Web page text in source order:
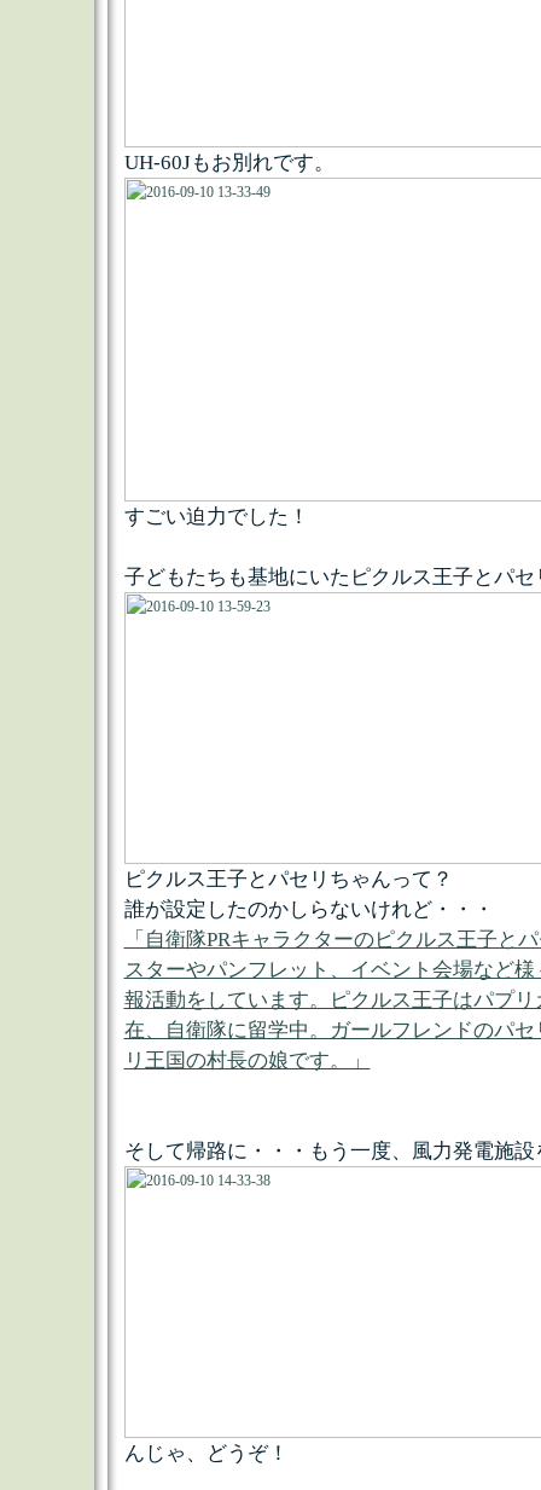
UH-60Jもお別れです。
すごい迫力でした！
子どもたちも基地にいたピクルス王子とパ
ピクルス王子とパセリちゃんって？
誰が設定したのかしらないけれど・・・
「自衛隊PRキャラクターのピクルス王子と
スターやパンフレット、イベント会場など
報活動をしています。ピクルス王子はパプ
在、自衛隊に留学中。ガールフレンドのパ
リ王国の村長の娘です。」
そして帰路に・・・もう一度、風力発電施設
んじゃ、どうぞ！